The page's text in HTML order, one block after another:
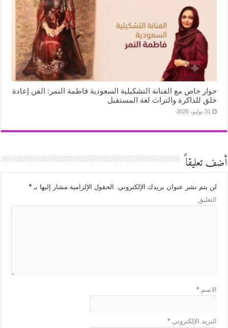
حوار خاص مع الفنانة التشكيلية السعودية فاطمة النمر: الفن إعادة
خلق للذاكرة والتراث لغة المستقبل
31 يوليو، 2026
أضف تعليقاً
لن يتم نشر عنوان بريدك الإلكتروني. الحقول الإلزامية مشار إليها بـ*
التعليق
الاسم*
البريد الإلكتروني*